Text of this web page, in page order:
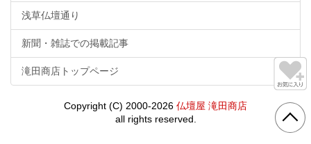
浅草仏壇通り
新聞・雑誌での掲載記事
滝田商店トップページ
Copyright (C) 2000-2026 仏壇屋 滝田商店
all rights reserved.